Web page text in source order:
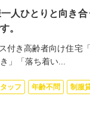
人ひとりと向き
。
付き高齢者向け住宅
」「落ち着い...
ッフ 年齢不問 制服